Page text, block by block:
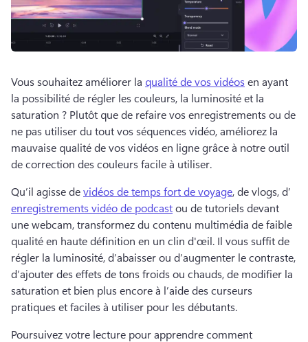
Vous souhaitez améliorer la qualité de vos vidéos en ayant
la possibilité de régler les couleurs, la luminosité et la
saturation ? Plutôt que de refaire vos enregistrements ou de
ne pas utiliser du tout vos séquences vidéo, améliorez la
mauvaise qualité de vos vidéos en ligne grâce à notre outil
de correction des couleurs facile à utiliser.
Qu’il agisse de vidéos de temps fort de voyage, de vlogs, d’
enregistrements vidéo de podcast ou de tutoriels devant
une webcam, transformez du contenu multimédia de faible
qualité en haute définition en un clin d'œil. Il vous suffit de
régler la luminosité, d’abaisser ou d’augmenter le contraste,
d’ajouter des effets de tons froids ou chauds, de modifier la
saturation et bien plus encore à l’aide des curseurs
pratiques et faciles à utiliser pour les débutants.
Poursuivez votre lecture pour apprendre comment